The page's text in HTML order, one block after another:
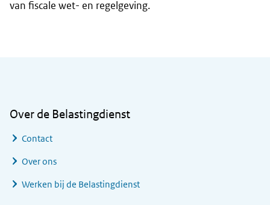
van fiscale wet- en regelgeving.
Over de Belastingdienst
Contact
Over ons
Werken bij de Belastingdienst